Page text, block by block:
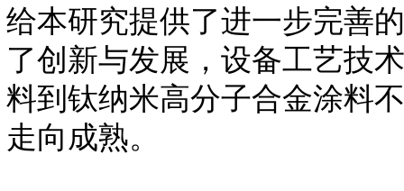
给本研究提供了进一步完善
了创新与发展，设备工艺技
料到钛纳米高分子合金涂料
走向成熟。